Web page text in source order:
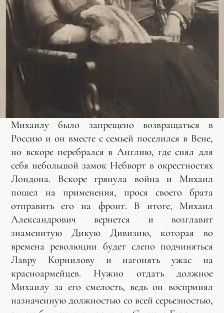
Михаилу было запрещено возвращаться в
Россию и он вместе с семьей поселился в Вене,
но вскоре перебрался в Англию, где снял для
себя небольшой замок Небворт в окрестностях
Лондона. Вскоре грянула война и Михаил
пошел на применения, прося своего брата
отправить его на фронт. В итоге, Михаил
Александрович вернется и возглавит
знаменитую Дикую Дивизию, которая во
времена революции будет слепо подчиняться
Лавру Корнилову и нагонять ужас на
красноармейцев. Нужно отдать должное
Михаилу за его смелость, ведь он воспринял
назначенную должностью со всей серьезностью,